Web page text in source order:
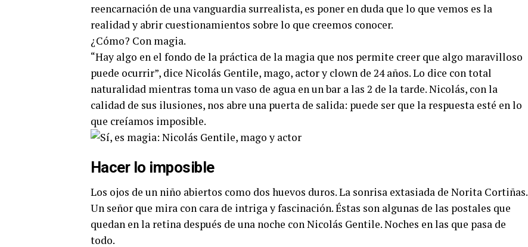
reencarnación de una vanguardia surrealista, es poner en duda que lo que vemos es la
realidad y abrir cuestionamientos sobre lo que creemos conocer.
¿Cómo? Con magia.
“Hay algo en el fondo de la práctica de la magia que nos permite creer que algo maravilloso
puede ocurrir”, dice Nicolás Gentile, mago, actor y clown de 24 años. Lo dice con total
naturalidad mientras toma un vaso de agua en un bar a las 2 de la tarde. Nicolás, con la
calidad de sus ilusiones, nos abre una puerta de salida: puede ser que la respuesta esté en lo
que creíamos imposible.
Hacer lo imposible
Los ojos de un niño abiertos como dos huevos duros. La sonrisa extasiada de Norita Cortiñas.
Un señor que mira con cara de intriga y fascinación. Éstas son algunas de las postales que
quedan en la retina después de una noche con Nicolás Gentile. Noches en las que pasa de
todo.